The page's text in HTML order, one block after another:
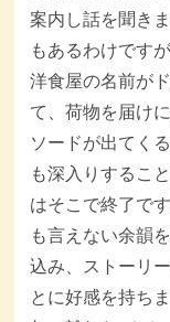
案内し話を聞き
もあるわけです
洋食屋の名前が
て、荷物を届け
ソードが出てく
も深入りするこ
はそこで終了で
も言えない余韻
込み、ストーリ
とに好感を持ち